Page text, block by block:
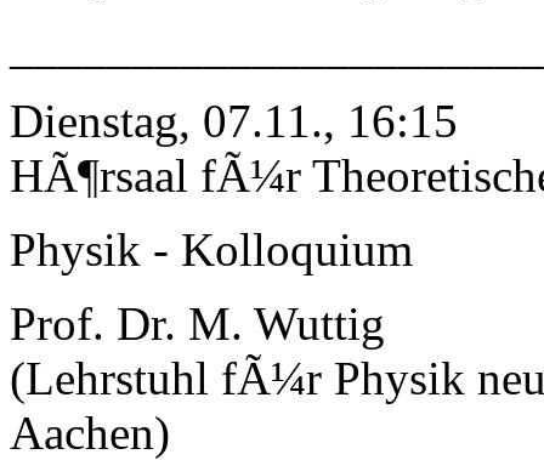
Dienstag, 07.11., 16:15
HÃ¶rsaal fÃ¼r
Physik - Kolloquium
Prof. Dr. M. Wuttig
(Lehrstuhl fÃ¼r Physik
Aachen)